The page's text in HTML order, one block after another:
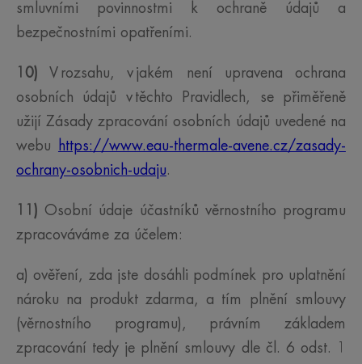
smluvními povinnostmi k ochraně údajů a
bezpečnostními opatřeními.
10) V rozsahu, v jakém není upravena ochrana
osobních údajů v těchto Pravidlech, se přiměřeně
užijí Zásady zpracování osobních údajů uvedené na
webu
https://www.eau-thermale-avene.cz/zasady-
ochrany-osobnich-udaju.
11) Osobní údaje účastníků věrnostního programu
zpracováváme za účelem:
a) ověření, zda jste dosáhli podmínek pro uplatnění
nároku na produkt zdarma, a tím plnění smlouvy
(věrnostního programu), právním základem
zpracování tedy je plnění smlouvy dle čl. 6 odst. 1